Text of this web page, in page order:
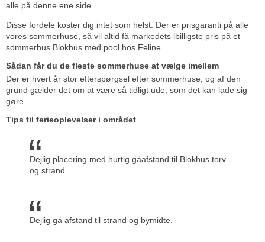
alle på denne ene side.
Disse fordele koster dig intet som helst. Der er prisgaranti på alle
vores sommerhuse, så vil altid få markedets lbilligste pris på et
sommerhus Blokhus med pool hos Feline.
Sådan får du de fleste sommerhuse at vælge imellem
Der er hvert år stor efterspørgsel efter sommerhuse, og af den
grund gælder det om at være så tidligt ude, som det kan lade sig
gøre.
Tips til ferieoplevelser i området
Dejlig placering med hurtig gåafstand til Blokhus torv
og strand.
Dejlig gå afstand til strand og bymidte.